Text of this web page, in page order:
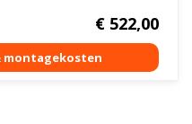
€522,00